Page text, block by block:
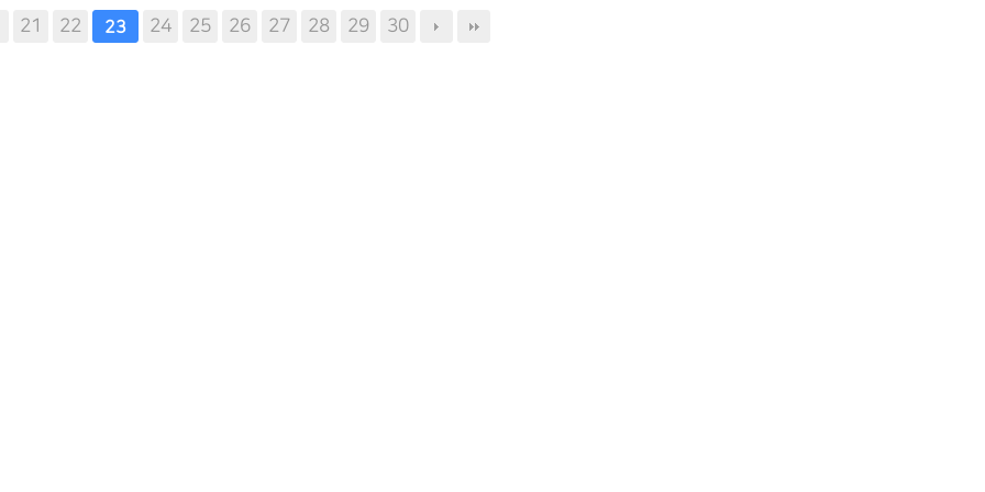
21 22 23 24 25 26 27 28 29 30